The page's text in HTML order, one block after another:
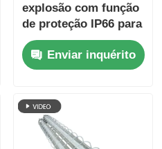
explosão com função
de proteção IP66 para
áreas perigosas
Enviar inquérito